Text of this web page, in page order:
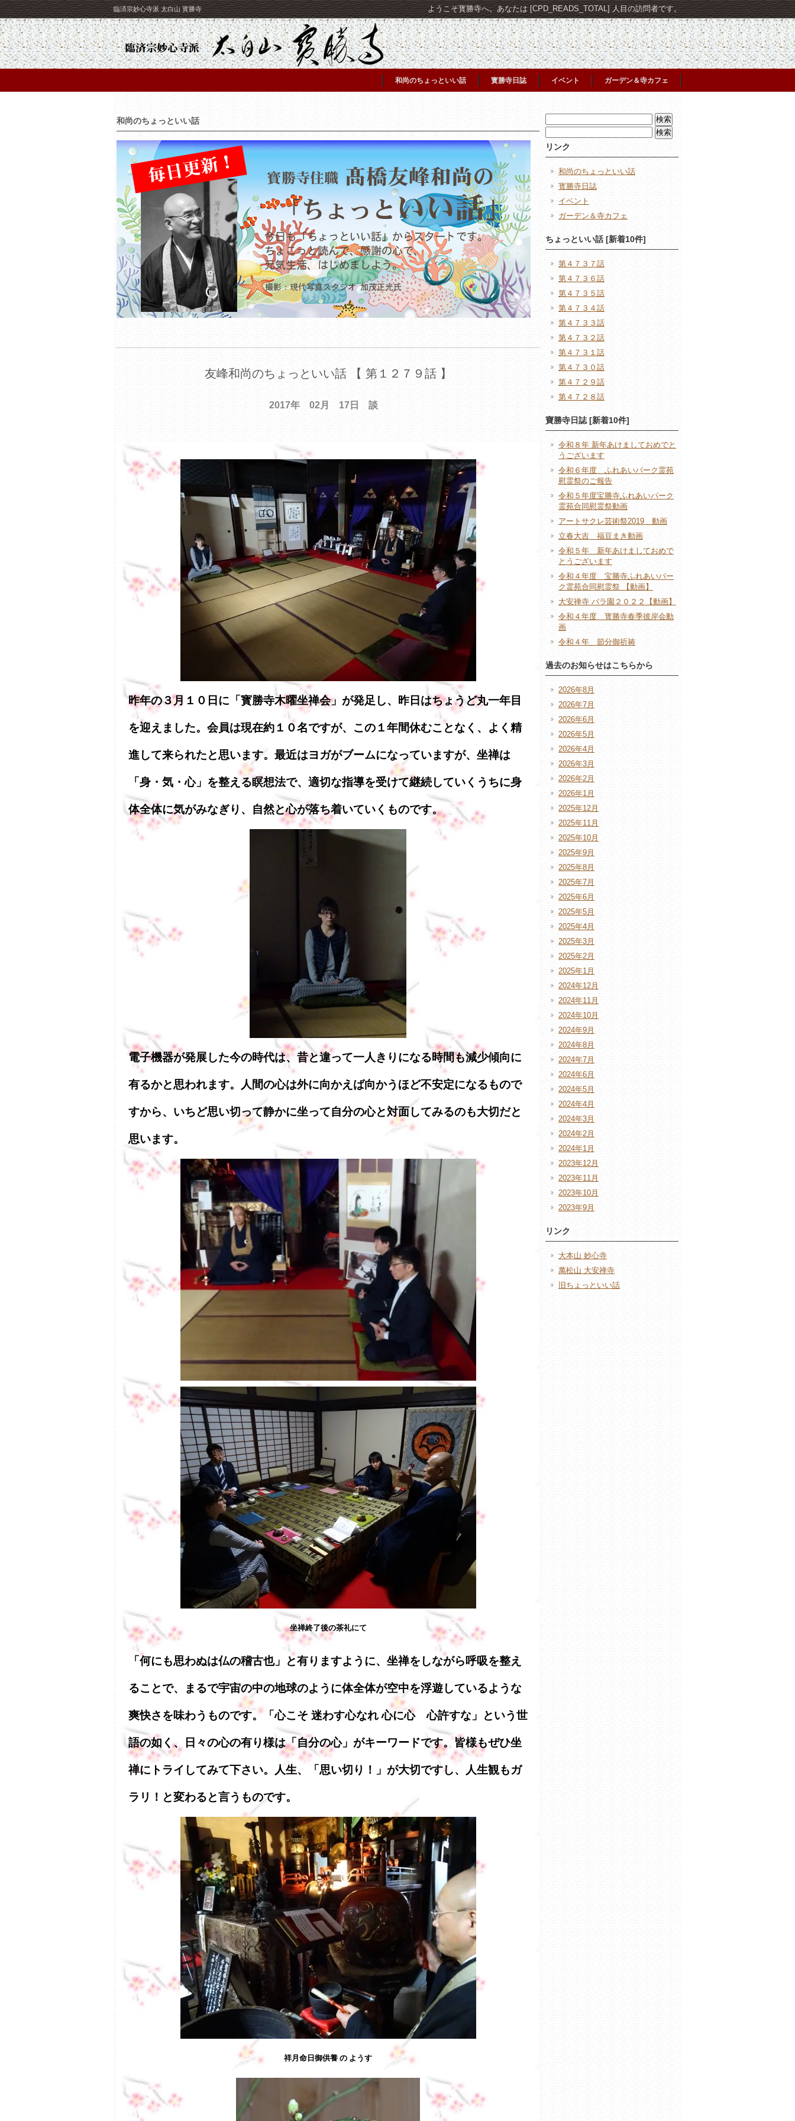
臨済宗妙心寺派 太白山 寳勝寺 ようこそ寳勝寺へ。あなたは [CPD_READS_TOTAL] 人目の訪問者です。
和尚のちょっといい話 寳勝寺日誌 イベント ガーデン＆寺カフェ
和尚のちょっといい話
友峰和尚のちょっといい話 【 第１２７９話 】
2017年 02月 17日 談
昨年の３月１０日に「寳勝寺木曜坐禅会」が発足し、昨日はちょうど丸一年目
を迎えました。会員は現在約１０名ですが、この１年間休むことなく、よく精
進して来られたと思います。最近はヨガがブームになっていますが、坐禅は
「身・気・心」を整える瞑想法で、適切な指導を受けて継続していくうちに身
体全体に気がみなぎり、自然と心が落ち着いていくものです。
電子機器が発展した今の時代は、昔と違って一人きりになる時間も減少傾向に
有るかと思われます。人間の心は外に向かえば向かうほど不安定になるもので
すから、いちど思い切って静かに坐って自分の心と対面してみるのも大切だと
思います。
坐禅終了後の茶礼にて
「何にも思わぬは仏の稽古也」と有りますように、坐禅をしながら呼吸を整え
ることで、まるで宇宙の中の地球のように体全体が空中を浮遊しているような
爽快さを味わうものです。「心こそ 迷わす心なれ 心に心 心許すな」という世
語の如く、日々の心の有り様は「自分の心」がキーワードです。皆様もぜひ坐
禅にトライしてみて下さい。人生、「思い切り！」が大切ですし、人生観もガ
ラリ！と変わると言うものです。
祥月命日御供養 の ようす
索:
索:
リンク
和尚のちょっといい話
寳勝寺日誌
イベント
ガーデン＆寺カフェ
ちょっといい話 [新着10件]
第４７３７話
第４７３６話
第４７３５話
第４７３４話
第４７３３話
第４７３２話
第４７３１話
第４７３０話
第４７２９話
第４７２８話
寶勝寺日誌 [新着10件]
令和８年 新年あけましておめでと
うございます
令和６年度 ふれあいパーク霊苑
慰霊祭のご報告
令和５年度宝勝寺ふれあいパーク
霊苑合同慰霊祭動画
アートサクレ芸術祭2019 動画
立春大吉 福豆まき動画
令和５年 新年あけましておめで
とうございます
令和４年度 宝勝寺ふれあいパー
ク霊苑合同慰霊祭 【動画】
大安禅寺 バラ園２０２２【動画】
令和４年度 寳勝寺春季彼岸会動
画
令和４年 節分御祈祷
過去のお知らせはこちらから
2026年8月
2026年7月
2026年6月
2026年5月
2026年4月
2026年3月
2026年2月
2026年1月
2025年12月
2025年11月
2025年10月
2025年9月
2025年8月
2025年7月
2025年6月
2025年5月
2025年4月
2025年3月
2025年2月
2025年1月
2024年12月
2024年11月
2024年10月
2024年9月
2024年8月
2024年7月
2024年6月
2024年5月
2024年4月
2024年3月
2024年2月
2024年1月
2023年12月
2023年11月
2023年10月
2023年9月
リンク
大本山 妙心寺
萬松山 大安禅寺
旧ちょっといい話